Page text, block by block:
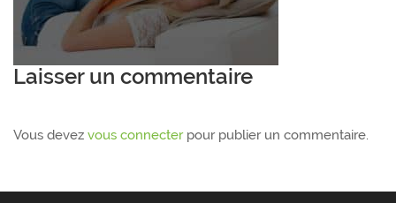
Laisser un commentaire
Vous devez vous connecterpour publier un commentaire.